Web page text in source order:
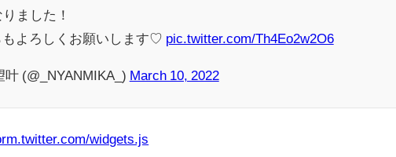
ました！
もよろしくお願いします♡ pic.twitter.com/Th4Eo2w2O6
(@_NYANMIKA_) March 10, 2022
widgets.js